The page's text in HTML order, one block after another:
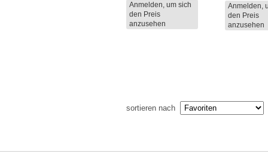
Anmelden, um sich
den Preis
anzusehen
Anmelden,
den Preis
anzusehen
sortieren nach